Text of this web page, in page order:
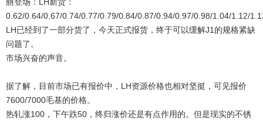
0.62/0.64/0.67/0.74/0.77/0.79/0.84/0.87/0.94/0.97/0.98/1.04/1.12/
LH已经到了一部分货了，今天正式报货，终于可以缓解J1的规格紧缺
问题了。
市场兴奋的声音。
据了解，目前市场已有报价中，LH资源价格也相对坚挺，可见报价
7600/7000毛基的价格。
热轧涨100，下午跌50，终归涨价还是有点作用的。但是现实的不锈